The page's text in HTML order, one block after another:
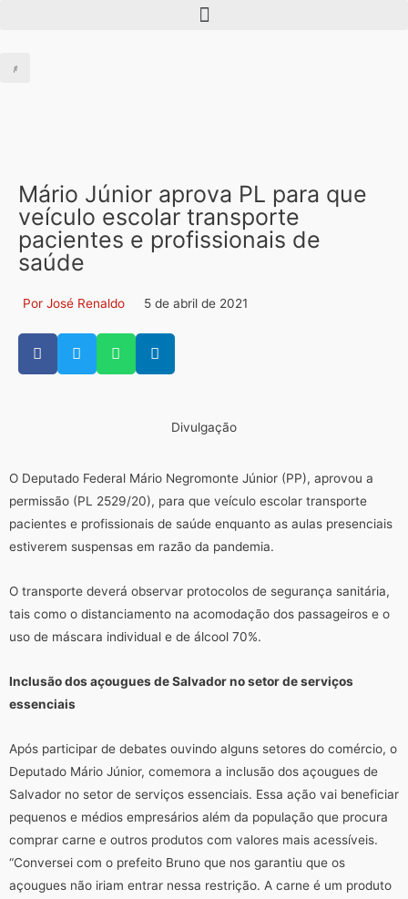
Mário Júnior aprova PL para que
veículo escolar transporte
pacientes e profissionais de
saúde
Por José Renaldo 5 de abril de 2021
Divulgação
O Deputado Federal Mário Negromonte Júnior (PP), aprovou a
permissão (PL 2529/20), para que veículo escolar transporte
pacientes e profissionais de saúde enquanto as aulas presenciais
estiverem suspensas em razão da pandemia.
O transporte deverá observar protocolos de segurança sanitária,
tais como o distanciamento na acomodação dos passageiros e o
uso de máscara individual e de álcool 70%.
Inclusão dos açougues de Salvador no setor de serviços
essenciais
Após participar de debates ouvindo alguns setores do comércio, o
Deputado Mário Júnior, comemora a inclusão dos açougues de
Salvador no setor de serviços essenciais. Essa ação vai beneficiar
pequenos e médios empresários além da população que procura
comprar carne e outros produtos com valores mais acessíveis.
“Conversei com o prefeito Bruno que nos garantiu que os
açougues não iriam entrar nessa restrição. A carne é um produto